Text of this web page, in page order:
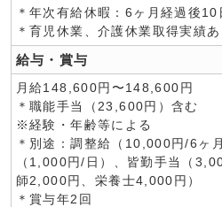
＊年次有給休暇：6ヶ月経過後10
＊育児休業、介護休業取得実績あ
給与・賞与
月給148,600円〜148,600円
＊職能手当（23,600円）含む
※経験・年齢等による
＊別途：調整給（10,000円/6ヶ
（1,000円/日）、皆勤手当（
師2,000円、栄養士4,000円）
＊賞与年2回